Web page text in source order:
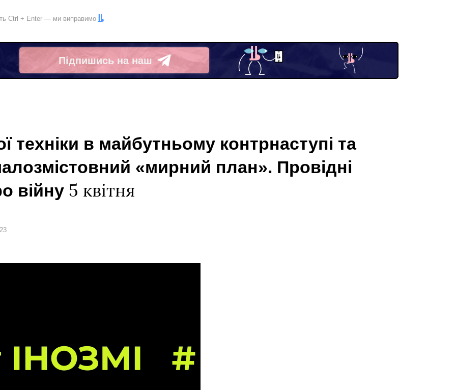
Ctrl + Enter — ми виправимо
Підпишись на наш
Telegram
техніки в майбутньому контрнаступі та
«мирний план». Провідні
війну 5 квітня